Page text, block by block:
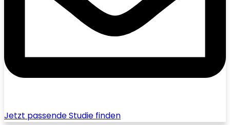
Jetzt passende Studie finden